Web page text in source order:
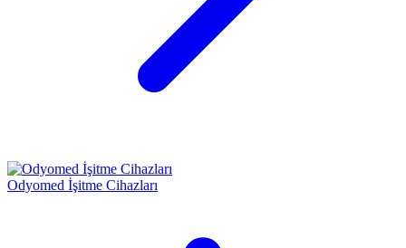
Odyomed İşitme Cihazları